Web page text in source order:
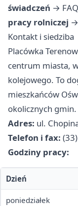
świadczeń → FAQ
pracy rolniczej →
Kontakt i siedziba
Placówka
centrum miasta,
kolejowego. To
mieszkańców
okolicznych gmin.
Adres: ul.
Telefon i fax:
Godziny pracy:
Dzień
poniedziałek